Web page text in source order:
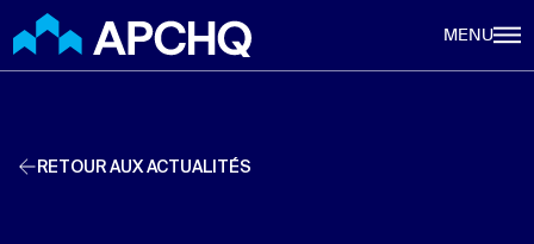
MENU
RETOUR AUX ACTUALITÉS